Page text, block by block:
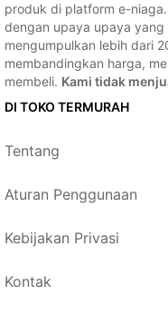
produk di platform e-
dengan upaya upaya
mengumpulkan lebih dari
membandingkan harga,
membeli. Kami tidak
DI TOKO TERMURAH
Tentang
Aturan Penggunaan
Kebijakan Privasi
Kontak